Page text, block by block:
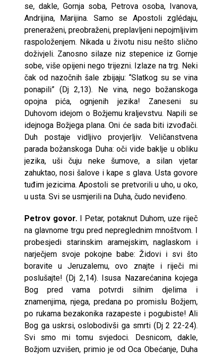
se, dakle, Gornja soba, Petrova osoba, Ivanova,
Andrijina, Marijina. Samo se Apostoli zglédaju,
preneraženi, preobraženi, preplavljeni nepojmljivim
raspoloženjem. Nikada u životu nisu nešto slično
doživjeli. Zanosno silaze niz stepenice iz Gornje
sobe, više opijeni nego trijezni. Izlaze na trg. Neki
čak od nazočnih šale zbijaju: “Slatkog su se vina
ponapili” (Dj 2,13). Ne vina, nego božanskoga
opojna pića, ognjenih jezika! Zaneseni su
Duhovom idejom o Božjemu kraljevstvu. Napili se
idejnoga Božjega plana. Oni će sada biti izvođači.
Duh postaje vidljivo provjerljiv. Veličanstvena
parada božanskoga Duha: oči vide baklje u obliku
jezika, uši čuju neke šumove, a silan vjetar
zahuktao, nosi šalove i kape s glava. Usta govore
tuđim jezicima. Apostoli se pretvorili u uho, u oko,
u usta. Svi se usmjerili na Duha, čudo neviđeno.
Petrov govor. I Petar, potaknut Duhom, uze riječ
na glavnome trgu pred nepreglednim mnoštvom. I
probesjedi starinskim aramejskim, naglaskom i
narječjem svoje pokojne babe: Židovi i svi što
boravite u Jeruzalemu, ovo znajte i riječi mi
poslušajte! (Dj 2,14). Isusa Nazarećanina kojega
Bog pred vama potvrdi silnim djelima i
znamenjima, njega, predana po promislu Božjem,
po rukama bezakonika razapeste i pogubiste! Ali
Bog ga uskrsi, oslobodivši ga smrti (Dj 2 22-24).
Svi smo mi tomu svjedoci. Desnicom, dakle,
Božjom uzvišen, primio je od Oca Obećanje, Duha